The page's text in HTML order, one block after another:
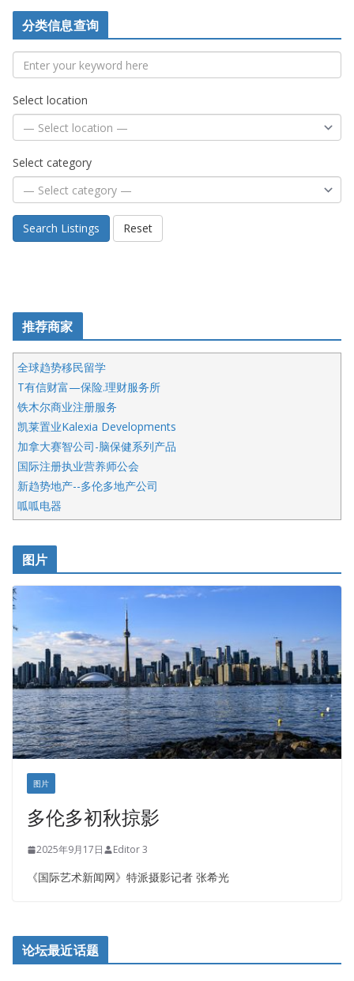
分类信息查询
Select location
Select category
Search Listings Reset
推荐商家
全球趋势移民留学
T有信财富—保险.理财服务所
铁木尔商业注册服务
凯莱置业Kalexia Developments
加拿大赛智公司-脑保健系列产品
国际注册执业营养师公会
新趋势地产--多伦多地产公司
呱呱电器
皇后金融集团
铁木尔商业注册服务
图片
图片
多伦多初秋掠影
2025年9月17日 Editor 3
《国际艺术新闻网》特派摄影记者 张希光
论坛最近话题